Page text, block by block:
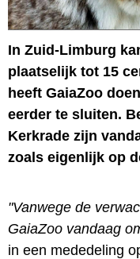
In Zuid-Limburg
plaatselijk tot 15
heeft GaiaZoo
eerder te sluiten.
Kerkrade zijn
zoals eigenlijk op
"Vanwege de
GaiaZoo vandaag
in een mededeling